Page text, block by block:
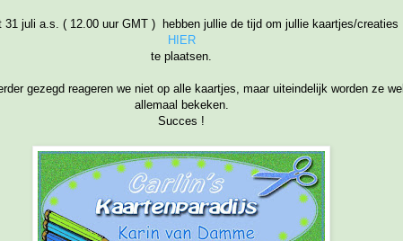
31 juli a.s. ( 12.00 uur GMT ) hebben jullie de tijd om jullie kaartjes/creaties
HIER
te plaatsen.
gezegd reageren we niet op alle kaartjes, maar uiteindelijk worden ze wel
allemaal bekeken.
Succes !